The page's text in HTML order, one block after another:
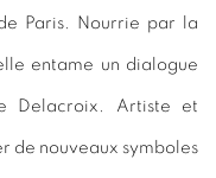
Paris. Nourrie par la
entame un dialogue
Delacroix. Artiste et
de nouveaux symboles